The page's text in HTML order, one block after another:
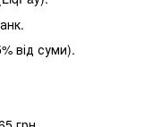
від суми).